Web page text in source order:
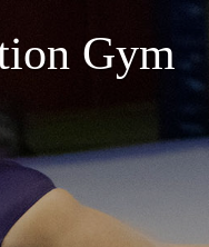
Gym